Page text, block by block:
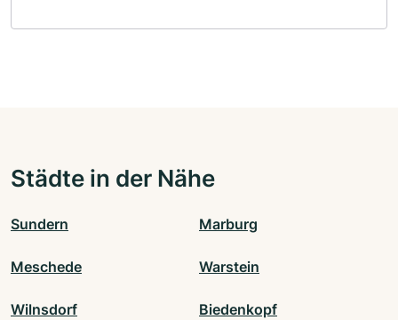
Städte in der Nähe
Sundern Marburg
Meschede Warstein
Wilnsdorf Biedenkopf